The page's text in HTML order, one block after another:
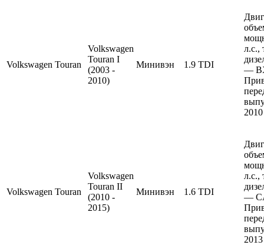
Volkswagen Touran
Volkswagen
Touran I
(2003 -
2010)
Минивэн 1.9 TDI
—
2010
Volkswagen Touran
Volkswagen
Touran II
(2010 -
2015)
Минивэн 1.6 TDI
—
2013